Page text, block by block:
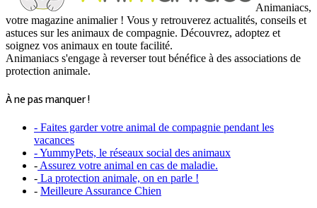
Animaniacs,
votre magazine animalier ! Vous y retrouverez actualités, conseils et
astuces sur les animaux de compagnie. Découvrez, adoptez et
soignez vos animaux en toute facilité.
Animaniacs s'engage à reverser tout bénéfice à des associations de
protection animale.
À ne pas manquer !
- Faites garder votre animal de compagnie pendant les
vacances
- YummyPets, le réseaux social des animaux
- Assurez votre animal en cas de maladie.
- La protection animale, on en parle !
- Meilleure Assurance Chien